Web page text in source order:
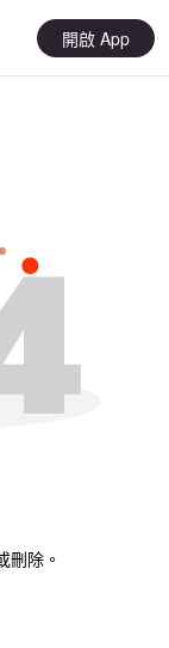
開啟 App
刪除。